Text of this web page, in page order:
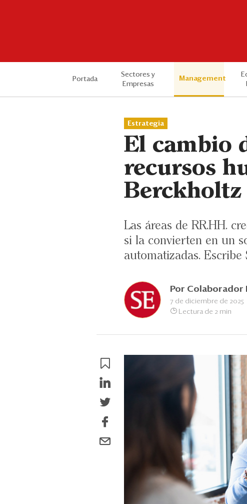
Portada
Sectores y
Empresas
Management
Estrategia
El cambio
recursos
Berckholtz
Las áreas de RR.HH.
si la convierten en un
automatizadas.
Por Colaborador
7 de diciembre de 2025
Lectura de 2 min